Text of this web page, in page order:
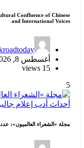
Confluence of Chinese
and International Voices
أغسطس 8, 2026
15 views
5
أحداث أدب إعلام
مجلة «الشعراء العالميون»: